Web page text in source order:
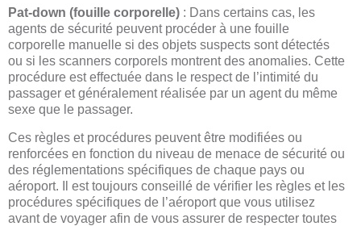
Pat-down (fouille corporelle) : Dans certains cas, les
agents de sécurité peuvent procéder à une fouille
corporelle manuelle si des objets suspects sont détectés
ou si les scanners corporels montrent des anomalies. Cette
procédure est effectuée dans le respect de l’intimité du
passager et généralement réalisée par un agent du même
sexe que le passager.
Ces règles et procédures peuvent être modifiées ou
renforcées en fonction du niveau de menace de sécurité ou
des réglementations spécifiques de chaque pays ou
aéroport. Il est toujours conseillé de vérifier les règles et les
procédures spécifiques de l’aéroport que vous utilisez
avant de voyager afin de vous assurer de respecter toutes